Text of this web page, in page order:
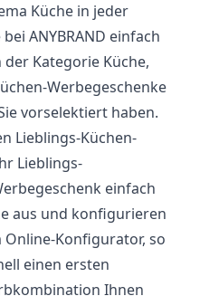
Küche in jeder
ANYBRAND einfach
Kategorie Küche,
Werbegeschenke
vorselektiert haben.
Lieblings-Küchen-
Lieblings-
einfach
aus und konfigurieren
Konfigurator, so
einen ersten
Ihnen